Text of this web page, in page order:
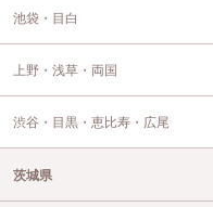
池袋・目白
上野・浅草・両国
渋谷・目黒・恵比寿・広尾
茨城県